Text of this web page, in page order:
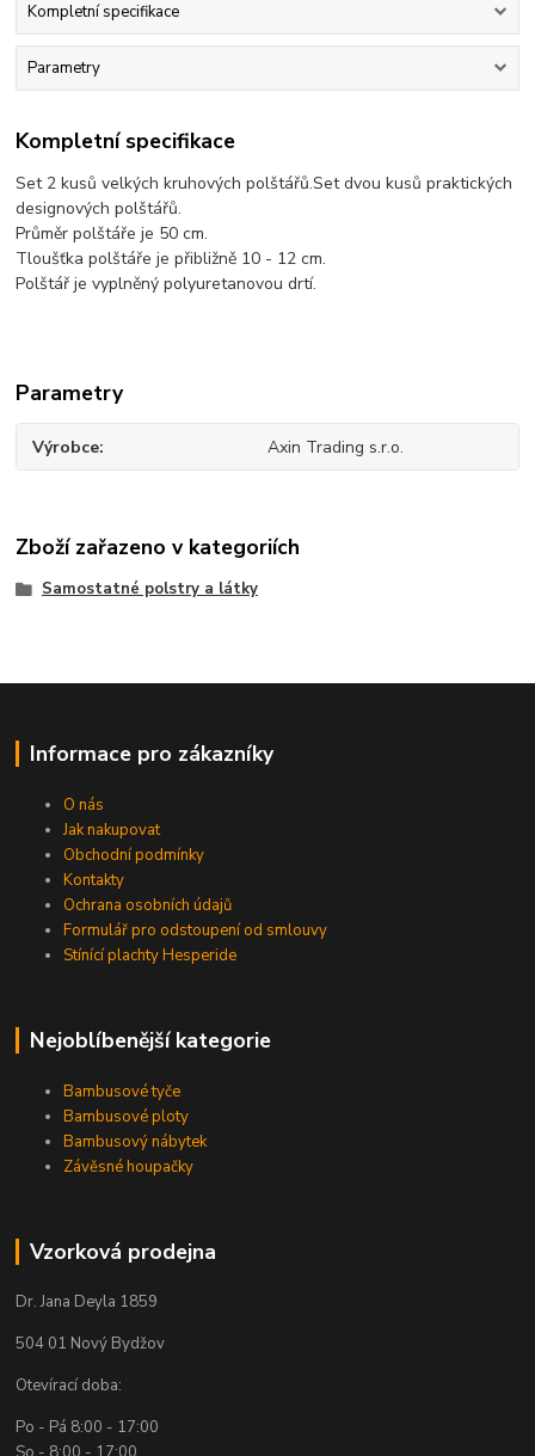
Kompletní specifikace
Parametry
Kompletní specifikace
Set 2 kusů velkých kruhových polštářů.Set dvou kusů praktických
designových polštářů.
Průměr polštáře je 50 cm.
Tloušťka polštáře je přibližně 10 - 12 cm.
Polštář je vyplněný polyuretanovou drtí.
Parametry
Výrobce Axin Trading s.r.o.
Zboží zařazeno v kategoriích
Samostatné polstry a látky
Informace pro zákazníky
O nás
Jak nakupovat
Obchodní podmínky
Kontakty
Ochrana osobních údajů
Formulář pro odstoupení od smlouvy
Stínící plachty Hesperide
Nejoblíbenější kategorie
Bambusové tyče
Bambusové ploty
Bambusový nábytek
Závěsné houpačky
Vzorková prodejna
Dr. Jana Deyla 1859
504 01 Nový Bydžov
Otevírací doba:
Po - Pá 8:00 - 17:00